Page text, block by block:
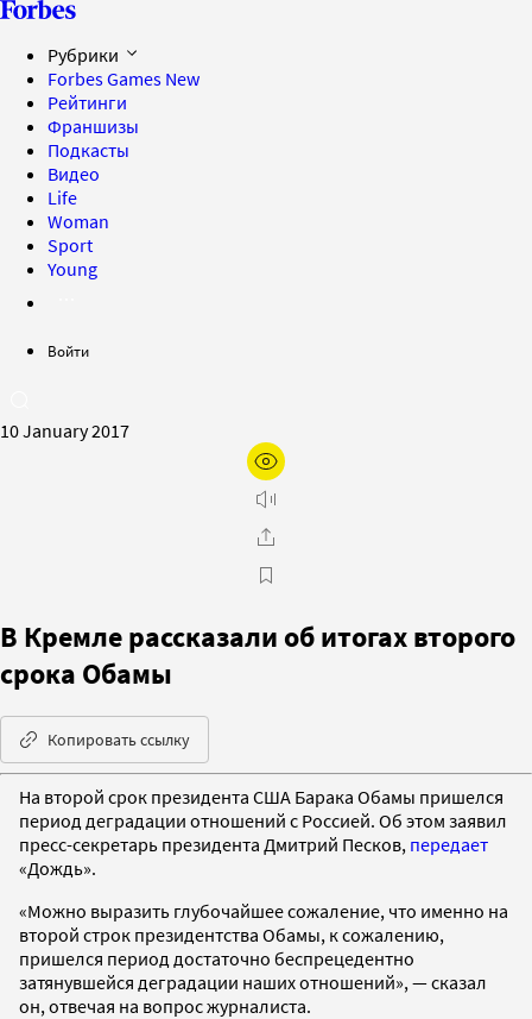
Рубрики
Forbes Games New
Рейтинги
Франшизы
Подкасты
Видео
Life
Woman
Sport
Young
Войти
10 January 2017
В Кремле рассказали об итогах второго
срока Обамы
Копировать ссылку
На второй срок президента США Барака Обамы пришелся
период деградации отношений с Россией. Об этом заявил
пресс-секретарь президента Дмитрий Песков, передает
«Дождь».
«Можно выразить глубочайшее сожаление, что именно на
второй строк президентства Обамы, к сожалению,
пришелся период достаточно беспрецедентно
затянувшейся деградации наших отношений», — сказал
он, отвечая на вопрос журналиста.